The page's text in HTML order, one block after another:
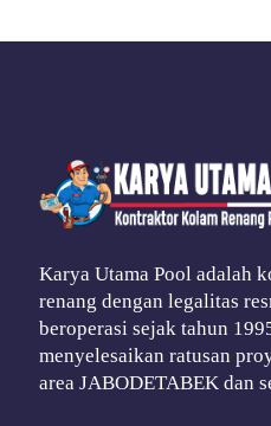
Karya Utama Pool adalah
renang dengan legalitas
beroperasi sejak tahun
menyelesaikan ratusan
area JABODETABEK dan